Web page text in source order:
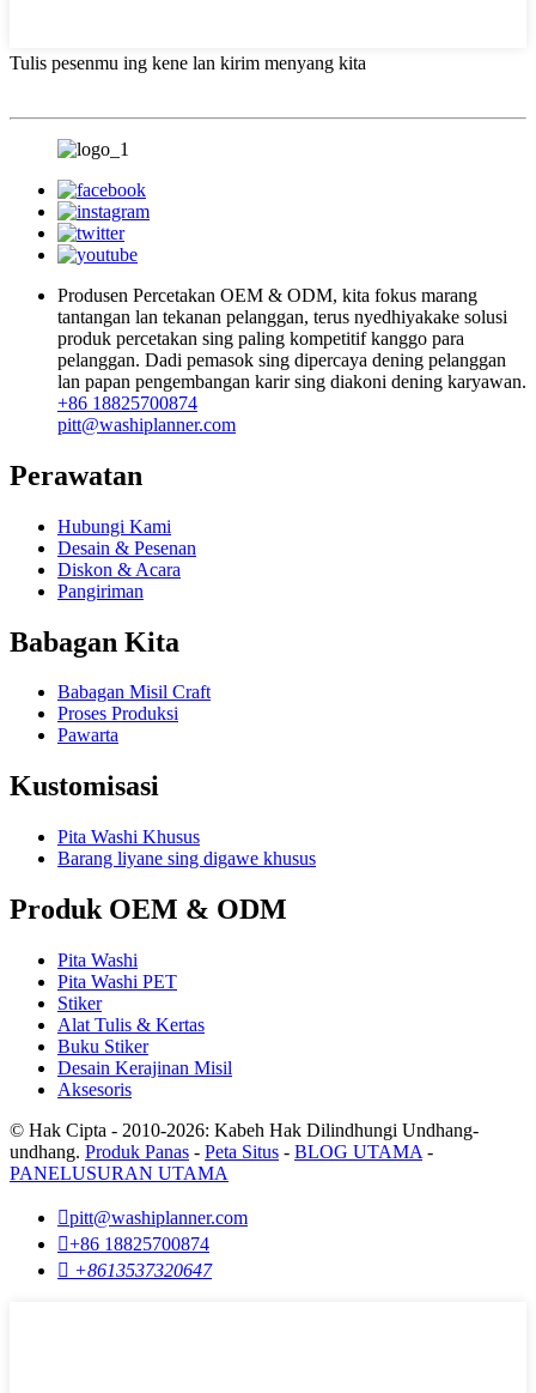
Tulis pesenmu ing kene lan kirim menyang kita
Produsen Percetakan OEM & ODM, kita fokus marang
tantangan lan tekanan pelanggan, terus nyedhiyakake solusi
produk percetakan sing paling kompetitif kanggo para
pelanggan. Dadi pemasok sing dipercaya dening pelanggan
lan papan pengembangan karir sing diakoni dening karyawan.
+86 18825700874
pitt@washiplanner.com
Perawatan
Hubungi Kami
Desain & Pesenan
Diskon & Acara
Pangiriman
Babagan Kita
Babagan Misil Craft
Proses Produksi
Pawarta
Kustomisasi
Pita Washi Khusus
Barang liyane sing digawe khusus
Produk OEM & ODM
Pita Washi
Pita Washi PET
Stiker
Alat Tulis & Kertas
Buku Stiker
Desain Kerajinan Misil
Aksesoris
© Hak Cipta - 2010-2026: Kabeh Hak Dilindhungi Undhang-
undhang. Produk Panas - Peta Situs - BLOG UTAMA -
PANELUSURAN UTAMA
pitt@washiplanner.com
+86 18825700874
 +8613537320647